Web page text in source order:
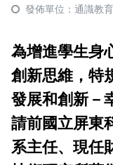
內部自我評鑑專
外部自我評鑑
課程地圖
課程地圖主頁
活動花絮
發佈單位：通識教
為增進學生身
創新思維，特
發展和創新－
請前國立屏東
系主任、現任